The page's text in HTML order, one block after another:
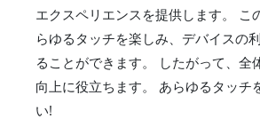
エクスペリエンスを提供します。 こ
らゆるタッチを楽しみ、デバイスの
ることができます。 したがって、全
向上に役立ちます。 あらゆるタッチ
い!